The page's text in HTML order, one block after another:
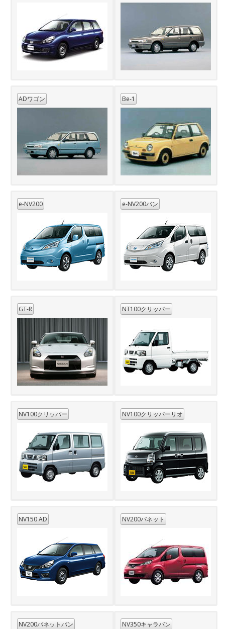
ADワゴン Be-1
e-NV200 e-NV200バン
GT-R NT100クリッパー
NV100クリッパー NV100クリッパーリオ
NV150 AD NV200バネット
NV200バネットバン NV350キャラバン